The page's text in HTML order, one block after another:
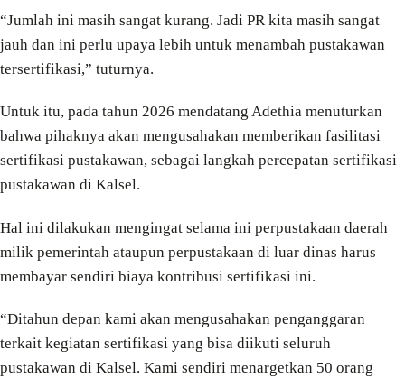
“Jumlah ini masih sangat kurang. Jadi PR kita masih sangat
jauh dan ini perlu upaya lebih untuk menambah pustakawan
tersertifikasi,” tuturnya.
Untuk itu, pada tahun 2026 mendatang Adethia menuturkan
bahwa pihaknya akan mengusahakan memberikan fasilitasi
sertifikasi pustakawan, sebagai langkah percepatan sertifikasi
pustakawan di Kalsel.
Hal ini dilakukan mengingat selama ini perpustakaan daerah
milik pemerintah ataupun perpustakaan di luar dinas harus
membayar sendiri biaya kontribusi sertifikasi ini.
“Ditahun depan kami akan mengusahakan penganggaran
terkait kegiatan sertifikasi yang bisa diikuti seluruh
pustakawan di Kalsel. Kami sendiri menargetkan 50 orang